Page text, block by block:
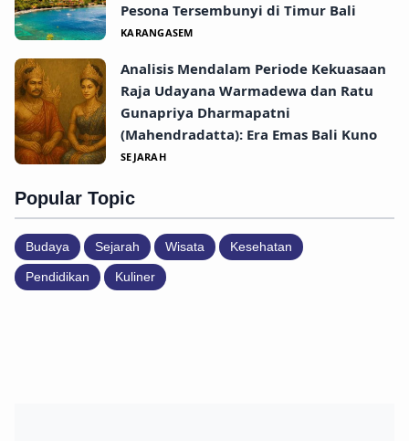
Pesona Tersembunyi di Timur Bali
KARANGASEM
Analisis Mendalam Periode Kekuasaan
Raja Udayana Warmadewa dan Ratu
Gunapriya Dharmapatni
(Mahendradatta): Era Emas Bali Kuno
SEJARAH
Popular Topic
Budaya Sejarah Wisata Kesehatan
Pendidikan Kuliner